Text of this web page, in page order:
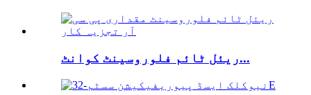
ریئل ٹائم فلوروسینٹ کوانٹ...